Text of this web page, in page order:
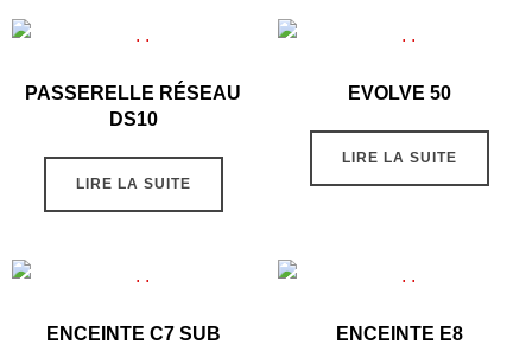
PASSERELLE RÉSEAU
DS10
LIRE LA SUITE
EVOLVE 50
LIRE LA SUITE
ENCEINTE C7 SUB ENCEINTE E8